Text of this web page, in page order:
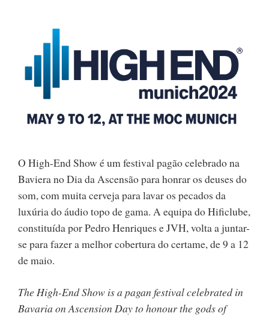
O High-End Show é um festival pagão celebrado na
Baviera no Dia da Ascensão para honrar os deuses do
som, com muita cerveja para lavar os pecados da
luxúria do áudio topo de gama. A equipa do Hificlube,
constituída por Pedro Henriques e JVH, volta a juntar-
se para fazer a melhor cobertura do certame, de 9 a 12
de maio.
The High-End Show is a pagan festival celebrated in
Bavaria on Ascension Day to honour the gods of